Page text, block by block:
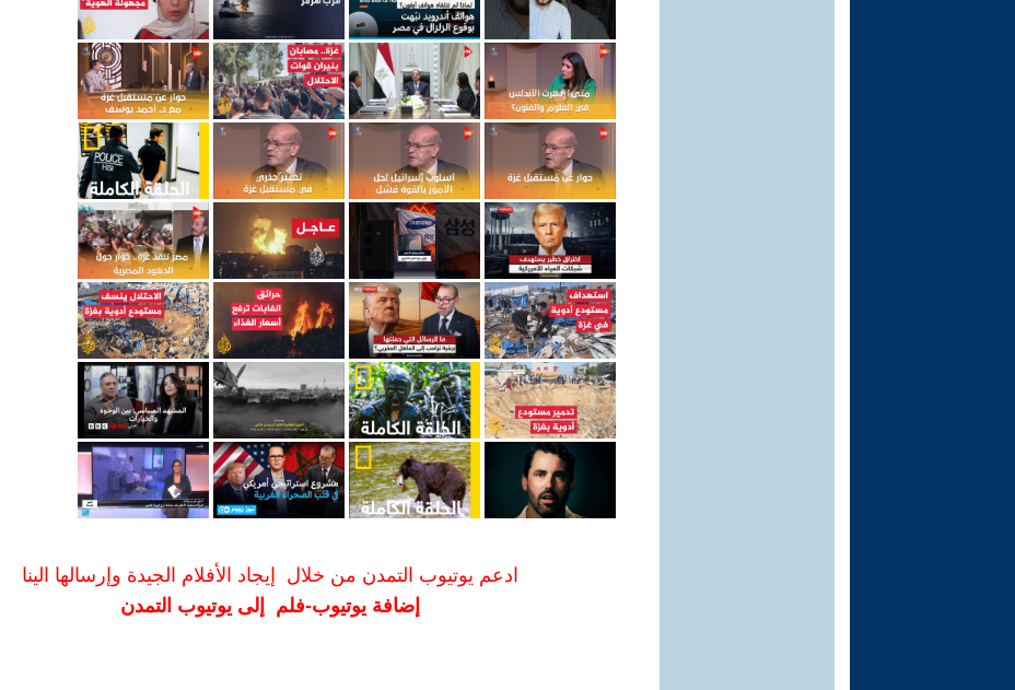
ادعم يوتيوب التمدن من خلال إيجاد الأفلام الجيدة وإرسالها الينا
إضافة يوتيوب-فلم إلى يوتيوب التمدن